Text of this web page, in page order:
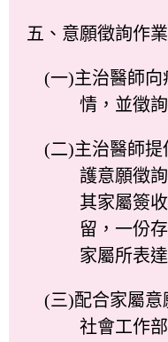
五、意願徵詢作
(一)主治醫師
情，並徵
(二)主治醫師提
護意願徵
其家屬簽
留，一份
家屬所表
(三)配合家屬
社會工作